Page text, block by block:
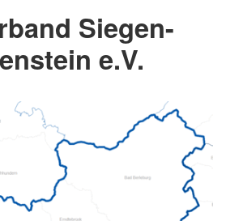
Siegen-
e.V.